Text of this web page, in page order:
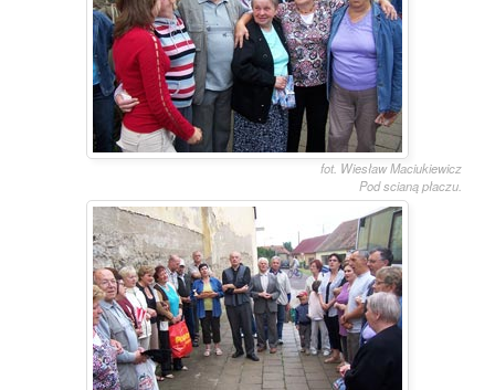
fot. Wiesław Maciukiewicz
Pod scianą płaczu.